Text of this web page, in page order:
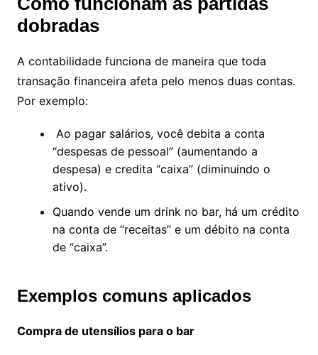
dobradas
A contabilidade funciona de maneira que toda
transação financeira afeta pelo menos duas contas.
Por exemplo:
Ao pagar salários, você debita a conta
“despesas de pessoal” (aumentando a
despesa) e credita “caixa” (diminuindo o
ativo).
Quando vende um drink no bar, há um crédito
na conta de “receitas” e um débito na conta
de “caixa”.
Exemplos comuns aplicados
Compra de utensílios para o bar